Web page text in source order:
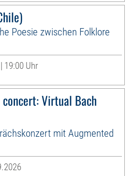
Poesie zwischen Folklore
19:00 Uhr
Virtual Bach
mit Augmented